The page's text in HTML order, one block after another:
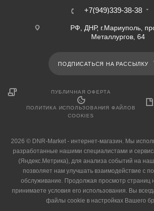
+7(949)339-38-38
РФ, ДНР, г.Мариуполь,
Металлургов, 64
ПОДПИСАТЬСЯ НА РАССЫЛКУ
ПУБЛИЧНАЯ ОФЕРТА
ПОЛИТИКА ИСПОЛЬЗОВАНИЯ ФАЙЛОВ
COOKIES
2026 © DNR-Market - интернет-магазин. Мы
разработанные нашими специалистами и
(Яндекс.Метрика), для анализа событий на
позволяет нам улучшать взаимодействие с
обслуживание. Продолжая просмотр страниц
принимаете условия его использования. Вы
файлы cookie в настройках Вашего